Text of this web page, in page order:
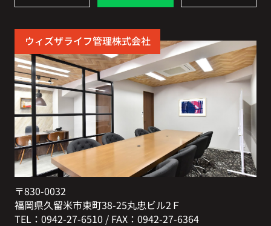
ウィズザライフ管理株式会社
〒830-0032
福岡県久留米市東町38-25丸忠ビル2Ｆ
TEL：0942-27-6510 / FAX：0942-27-6364